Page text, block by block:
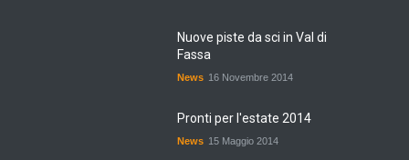
Nuove piste da sci in Val di
Fassa
News 16 Novembre 2014
Pronti per l'estate 2014
News 15 Maggio 2014